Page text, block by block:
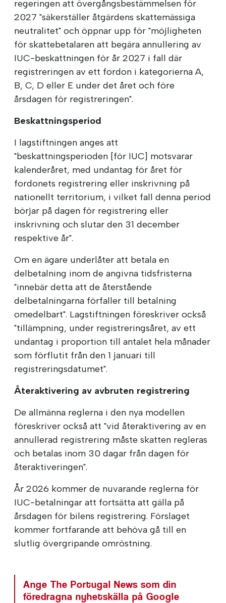
regeringen att övergångsbestämmelsen för
2027 "säkerställer åtgärdens skattemässiga
neutralitet" och öppnar upp för "möjligheten
för skattebetalaren att begära annullering av
IUC-beskattningen för år 2027 i fall där
registreringen av ett fordon i kategorierna A,
B, C, D eller E under det året och före
årsdagen för registreringen".
Beskattningsperiod
I lagstiftningen anges att
"beskattningsperioden [för IUC] motsvarar
kalenderåret, med undantag för året för
fordonets registrering eller inskrivning på
nationellt territorium, i vilket fall denna period
börjar på dagen för registrering eller
inskrivning och slutar den 31 december
respektive år".
Om en ägare underlåter att betala en
delbetalning inom de angivna tidsfristerna
"innebär detta att de återstående
delbetalningarna förfaller till betalning
omedelbart". Lagstiftningen föreskriver också
"tillämpning, under registreringsåret, av ett
undantag i proportion till antalet hela månader
som förflutit från den 1 januari till
registreringsdatumet".
Återaktivering av avbruten registrering
De allmänna reglerna i den nya modellen
föreskriver också att "vid återaktivering av en
annullerad registrering måste skatten regleras
och betalas inom 30 dagar från dagen för
återaktiveringen".
År 2026 kommer de nuvarande reglerna för
IUC-betalningar att fortsätta att gälla på
årsdagen för bilens registrering. Förslaget
kommer fortfarande att behöva gå till en
slutlig övergripande omröstning.
Ange The Portugal News som din
föredragna nyhetskälla på Google